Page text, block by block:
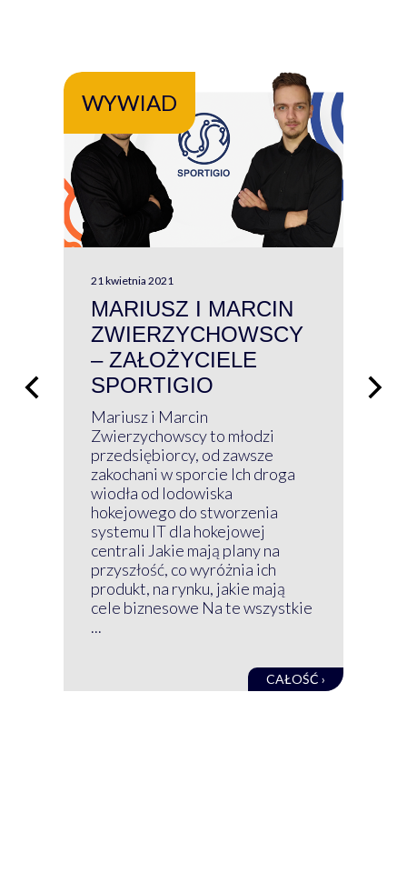
WYWIAD
21 kwietnia 2021
MARIUSZ I MARCIN
ZWIERZYCHOWSCY
– ZAŁOŻYCIELE
SPORTIGIO
Mariusz i Marcin
Zwierzychowscy to młodzi
przedsiębiorcy, od zawsze
zakochani w sporcie Ich droga
wiodła od lodowiska
hokejowego do stworzenia
systemu IT dla hokejowej
centrali Jakie mają plany na
przyszłość, co wyróżnia ich
produkt, na rynku, jakie mają
cele biznesowe Na te wszystkie
...
CAŁOŚĆ ›